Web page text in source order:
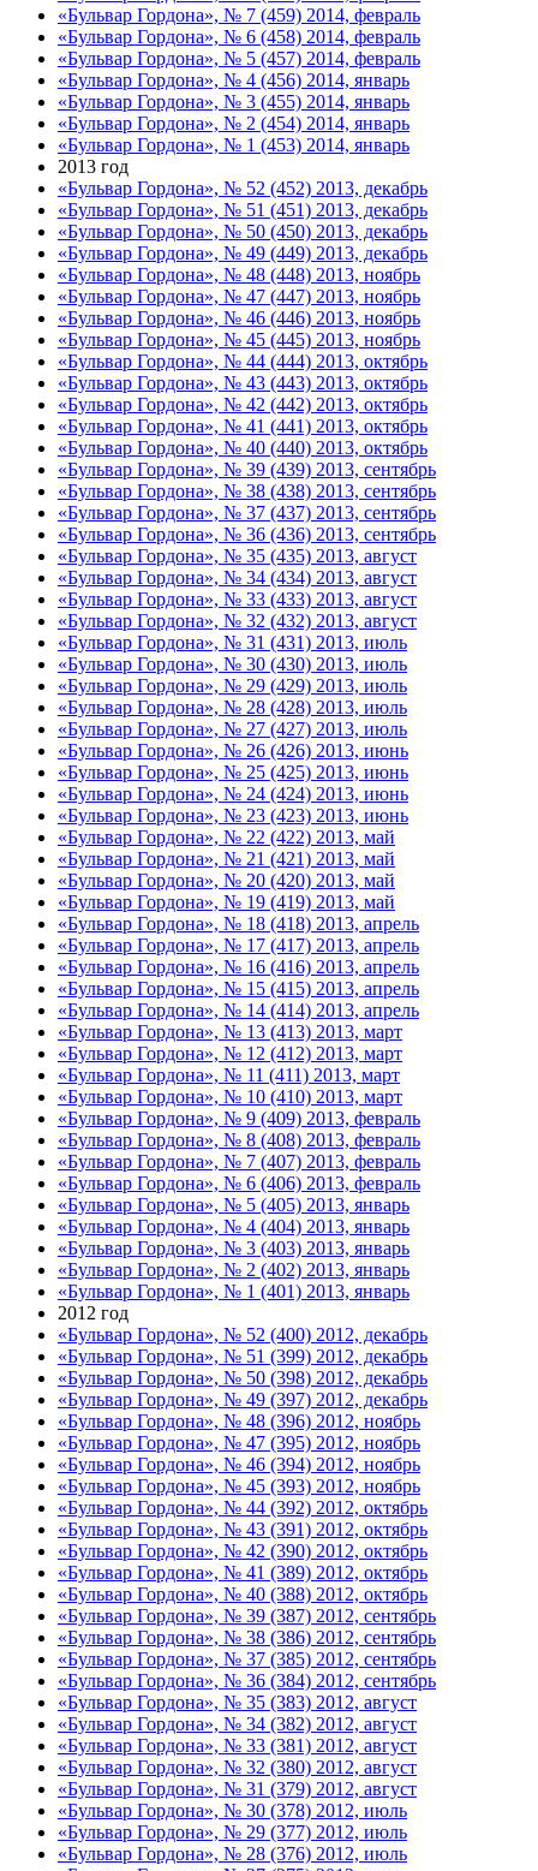
«Бульвар Гордона», № 7 (459) 2014, февраль
«Бульвар Гордона», № 6 (458) 2014, февраль
«Бульвар Гордона», № 5 (457) 2014, февраль
«Бульвар Гордона», № 4 (456) 2014, январь
«Бульвар Гордона», № 3 (455) 2014, январь
«Бульвар Гордона», № 2 (454) 2014, январь
«Бульвар Гордона», № 1 (453) 2014, январь
2013 год
«Бульвар Гордона», № 52 (452) 2013, декабрь
«Бульвар Гордона», № 51 (451) 2013, декабрь
«Бульвар Гордона», № 50 (450) 2013, декабрь
«Бульвар Гордона», № 49 (449) 2013, декабрь
«Бульвар Гордона», № 48 (448) 2013, ноябрь
«Бульвар Гордона», № 47 (447) 2013, ноябрь
«Бульвар Гордона», № 46 (446) 2013, ноябрь
«Бульвар Гордона», № 45 (445) 2013, ноябрь
«Бульвар Гордона», № 44 (444) 2013, октябрь
«Бульвар Гордона», № 43 (443) 2013, октябрь
«Бульвар Гордона», № 42 (442) 2013, октябрь
«Бульвар Гордона», № 41 (441) 2013, октябрь
«Бульвар Гордона», № 40 (440) 2013, октябрь
«Бульвар Гордона», № 39 (439) 2013, сентябрь
«Бульвар Гордона», № 38 (438) 2013, сентябрь
«Бульвар Гордона», № 37 (437) 2013, сентябрь
«Бульвар Гордона», № 36 (436) 2013, сентябрь
«Бульвар Гордона», № 35 (435) 2013, август
«Бульвар Гордона», № 34 (434) 2013, август
«Бульвар Гордона», № 33 (433) 2013, август
«Бульвар Гордона», № 32 (432) 2013, август
«Бульвар Гордона», № 31 (431) 2013, июль
«Бульвар Гордона», № 30 (430) 2013, июль
«Бульвар Гордона», № 29 (429) 2013, июль
«Бульвар Гордона», № 28 (428) 2013, июль
«Бульвар Гордона», № 27 (427) 2013, июль
«Бульвар Гордона», № 26 (426) 2013, июнь
«Бульвар Гордона», № 25 (425) 2013, июнь
«Бульвар Гордона», № 24 (424) 2013, июнь
«Бульвар Гордона», № 23 (423) 2013, июнь
«Бульвар Гордона», № 22 (422) 2013, май
«Бульвар Гордона», № 21 (421) 2013, май
«Бульвар Гордона», № 20 (420) 2013, май
«Бульвар Гордона», № 19 (419) 2013, май
«Бульвар Гордона», № 18 (418) 2013, апрель
«Бульвар Гордона», № 17 (417) 2013, апрель
«Бульвар Гордона», № 16 (416) 2013, апрель
«Бульвар Гордона», № 15 (415) 2013, апрель
«Бульвар Гордона», № 14 (414) 2013, апрель
«Бульвар Гордона», № 13 (413) 2013, март
«Бульвар Гордона», № 12 (412) 2013, март
«Бульвар Гордона», № 11 (411) 2013, март
«Бульвар Гордона», № 10 (410) 2013, март
«Бульвар Гордона», № 9 (409) 2013, февраль
«Бульвар Гордона», № 8 (408) 2013, февраль
«Бульвар Гордона», № 7 (407) 2013, февраль
«Бульвар Гордона», № 6 (406) 2013, февраль
«Бульвар Гордона», № 5 (405) 2013, январь
«Бульвар Гордона», № 4 (404) 2013, январь
«Бульвар Гордона», № 3 (403) 2013, январь
«Бульвар Гордона», № 2 (402) 2013, январь
«Бульвар Гордона», № 1 (401) 2013, январь
2012 год
«Бульвар Гордона», № 52 (400) 2012, декабрь
«Бульвар Гордона», № 51 (399) 2012, декабрь
«Бульвар Гордона», № 50 (398) 2012, декабрь
«Бульвар Гордона», № 49 (397) 2012, декабрь
«Бульвар Гордона», № 48 (396) 2012, ноябрь
«Бульвар Гордона», № 47 (395) 2012, ноябрь
«Бульвар Гордона», № 46 (394) 2012, ноябрь
«Бульвар Гордона», № 45 (393) 2012, ноябрь
«Бульвар Гордона», № 44 (392) 2012, октябрь
«Бульвар Гордона», № 43 (391) 2012, октябрь
«Бульвар Гордона», № 42 (390) 2012, октябрь
«Бульвар Гордона», № 41 (389) 2012, октябрь
«Бульвар Гордона», № 40 (388) 2012, октябрь
«Бульвар Гордона», № 39 (387) 2012, сентябрь
«Бульвар Гордона», № 38 (386) 2012, сентябрь
«Бульвар Гордона», № 37 (385) 2012, сентябрь
«Бульвар Гордона», № 36 (384) 2012, сентябрь
«Бульвар Гордона», № 35 (383) 2012, август
«Бульвар Гордона», № 34 (382) 2012, август
«Бульвар Гордона», № 33 (381) 2012, август
«Бульвар Гордона», № 32 (380) 2012, август
«Бульвар Гордона», № 31 (379) 2012, август
«Бульвар Гордона», № 30 (378) 2012, июль
«Бульвар Гордона», № 29 (377) 2012, июль
«Бульвар Гордона», № 28 (376) 2012, июль